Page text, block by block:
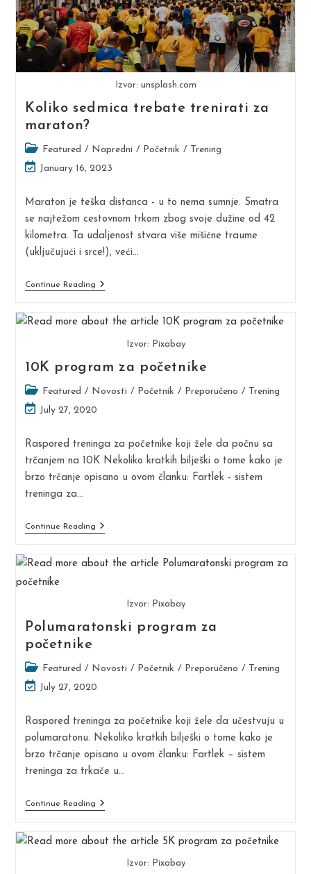
Izvor: unsplash.com
Koliko sedmica trebate trenirati za
maraton?
Post
category:
Featured / Napredni / Početnik / Trening
Post
modified:
January 16, 2023
Maraton je teška distanca - u to nema sumnje. Smatra
se najtežom cestovnom trkom zbog svoje dužine od 42
kilometra. Ta udaljenost stvara više mišićne traume
(uključujući i srce!), veći…
Continue ReadingKoliko
Trenirati
Maraton?Izvor: Pixabay
10K program za početnike
Post
category:
Featured / Novosti / Početnik / Preporučeno /
Trening
Post
modified:
July 27, 2020
Raspored treninga za početnike koji žele da počnu sa
trčanjem na 10K Nekoliko kratkih bilješki o tome kako je
brzo trčanje opisano u ovom članku: Fartlek - sistem
treninga za…
Continue Reading10K
Početnike
Izvor: Pixabay
Polumaratonski program za
početnike
Post
category:
Featured / Novosti / Početnik / Preporučeno / Trening
Post
modified:
July 27, 2020
Raspored treninga za početnike koji žele da učestvuju u
polumaratonu. Nekoliko kratkih bilješki o tome kako je
brzo trčanje opisano u ovom članku: Fartlek – sistem
treninga za trkače u…
Continue ReadingPolumaratonski
Početnike
Izvor: Pixabay